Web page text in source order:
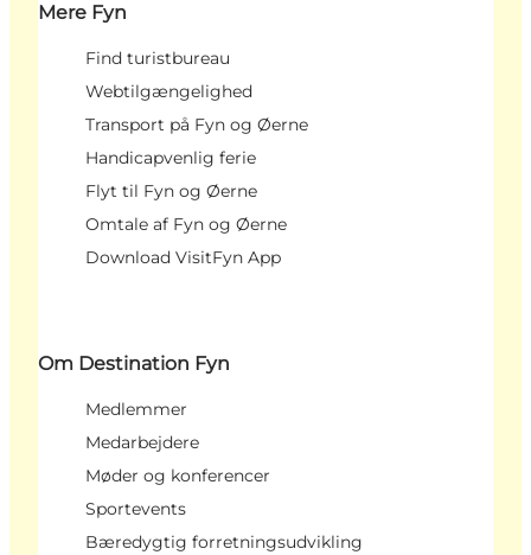
Mere Fyn
Find turistbureau
Webtilgængelighed
Transport på Fyn og Øerne
Handicapvenlig ferie
Flyt til Fyn og Øerne
Omtale af Fyn og Øerne
Download VisitFyn App
Om Destination Fyn
Medlemmer
Medarbejdere
Møder og konferencer
Sportevents
Bæredygtig forretningsudvikling